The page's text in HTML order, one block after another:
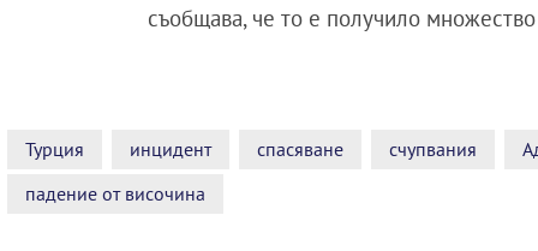
съобщава, че то е получило
Турция инцидент спасяване счупвания
падение от височина